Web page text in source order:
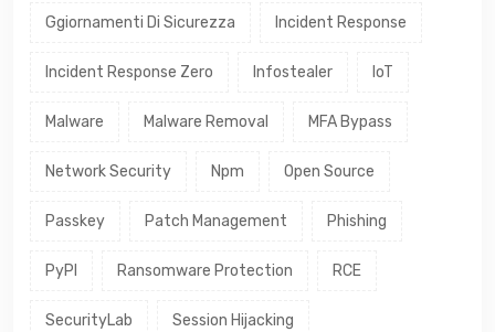
Ggiornamenti Di Sicurezza Incident Response
Incident Response Zero Infostealer IoT
Malware Malware Removal MFA Bypass
Network Security Npm Open Source
Passkey Patch Management Phishing
PyPI Ransomware Protection RCE
SecurityLab Session Hijacking